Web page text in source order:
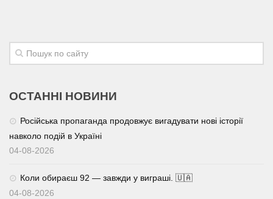
ОСТАННІ НОВИНИ
Російська пропаганда продовжує вигадувати нові історії
навколо подій в Україні
04-08-2026
Коли обираєш 92 — завжди у виграші. 🇺🇦
04-08-2026